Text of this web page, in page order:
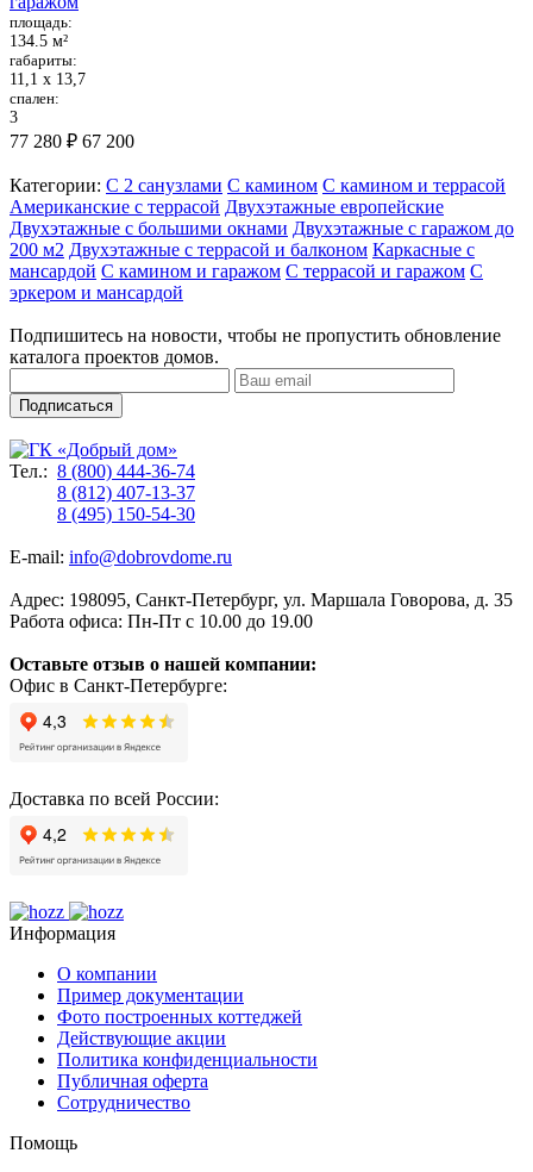
площадь:
134.5 м²
габариты:
11,1 х 13,7
спален:
3
77 280 ₽ 67 200
Категории: С 2 санузлами С камином С камином и террасой
Американские с террасой Двухэтажные европейские
Двухэтажные с большими окнами Двухэтажные с гаражом до
200 м2 Двухэтажные с террасой и балконом Каркасные с
мансардой С камином и гаражом С террасой и гаражом С
эркером и мансардой
Подпишитесь на новости, чтобы не пропустить обновление
каталога проектов домов.
Подписаться
Тел.: 8 (800) 444-36-74
8 (812) 407-13-37
8 (495) 150-54-30
E-mail: info@dobrovdome.ru
Адрес: 198095, Санкт-Петербург, ул. Маршала Говорова, д. 35
Работа офиса: Пн-Пт с 10.00 до 19.00
Оставьте отзыв о нашей компании:
Офис в Санкт-Петербурге:
Доставка по всей России:
Информация
О компании
Пример документации
Фото построенных коттеджей
Действующие акции
Политика конфиденциальности
Публичная оферта
Сотрудничество
Помощь